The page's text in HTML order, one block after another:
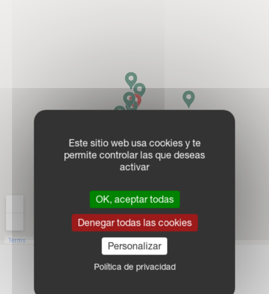
Este sitio web usa cookies y te
permite controlar las que deseas
activar
OK, aceptar todas
Denegar todas las cookies
Personalizar
Política de privacidad